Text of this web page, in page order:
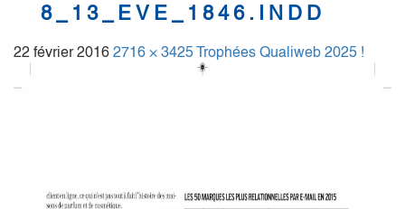
8_13_EVE_1846.INDD
22 février 2016 2716 × 3425Trophées Qualiweb 2025 !